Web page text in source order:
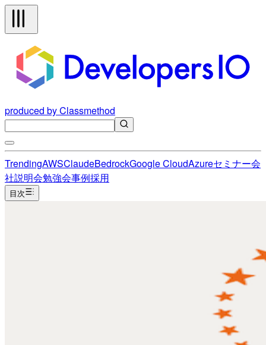
produced by Classmethod
TrendingAWSClaudeBedrockGoogle CloudAzureセミナー会
社説明会勉強会事例採用
目次